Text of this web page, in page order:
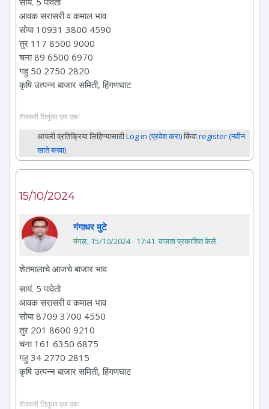
आवक सरासरी व कमाल भाव
सोया 10931 3800 4590
तुर 117 8500 9000
चना 89 6500 6970
गहु 50 2750 2820
कृषि उत्पन्न बाजार समिती, हिंगणघाट
शेतकरी तितुका एक एक!
आपली प्रतिक्रिया लिहिण्यासाठीLog in (प्रवेश करा)किंवाregister (नवीन
खाते बनवा)
15/10/2024
गंगाधर मुटे
मंगळ, 15/10/2024 - 17:41. वाजता प्रकाशित केले.
शेतमालाचे आजचे बाजार भाव
सायं. 5 पावेतो
आवक सरासरी व कमाल भाव
सोया 8709 3700 4550
तुर 201 8600 9210
चना 161 6350 6875
गहु 34 2770 2815
कृषि उत्पन्न बाजार समिती, हिंगणघाट
शेतकरी तितुका एक एक!